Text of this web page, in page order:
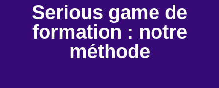
Serious game de
formation : notre
méthode